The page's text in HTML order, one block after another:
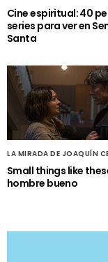
Cine espiritual: 40
series para ver en
Santa
LA MIRADA DE JOAQUÍN
Small things like
hombre bueno